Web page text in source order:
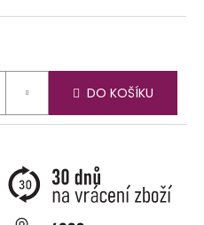
DO KOŠÍKU